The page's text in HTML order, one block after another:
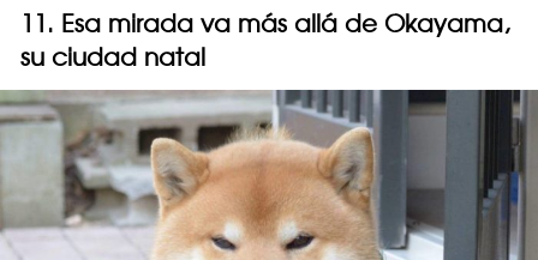
11. Esa mirada va más allá de Okayama,
su ciudad natal